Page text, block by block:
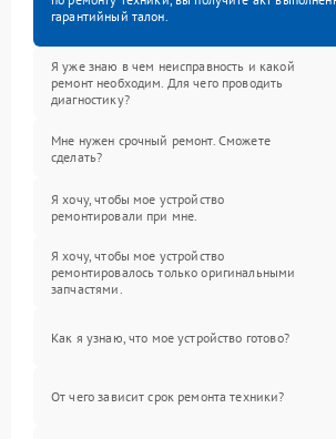
гарантийный талон.
Я уже знаю в чем неисправность и какой
ремонт необходим. Для чего проводить
диагностику?
Мне нужен срочный ремонт. Сможете
сделать?
Я хочу, чтобы мое устройство
ремонтировали при мне.
Я хочу, чтобы мое устройство
ремонтировалось только оригинальными
запчастями.
Как я узнаю, что мое устройство готово?
От чего зависит срок ремонта техники?